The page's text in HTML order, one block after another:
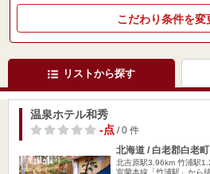
こだわり条件を変
リストから探す
温泉ホテル和秀
-点/ 0 件
北海道 / 白老郡白老町
北吉原駅3.96km 竹浦駅
室蘭本線「竹浦駅」から